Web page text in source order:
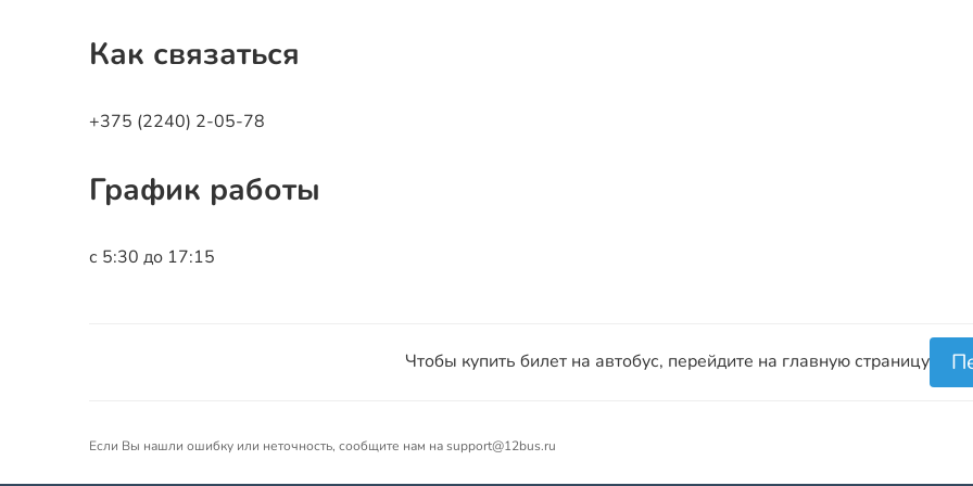
Как связаться
+375 (2240) 2-05-78
График работы
с 5:30 до 17:15
Чтобы купить билет на автобус, перейдите на главную страницу
Если Вы нашли ошибку или неточность, сообщите нам на support@12bus.ru